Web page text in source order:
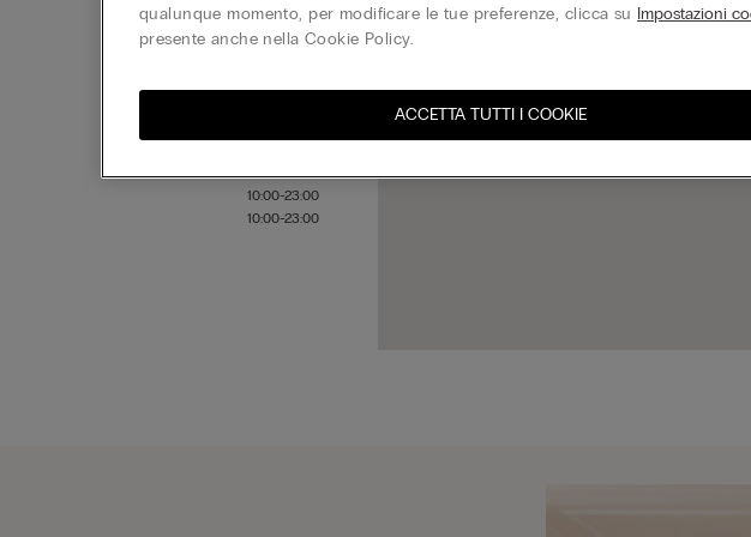
10:00-23:00
10:00-23:00
10:00-23:00
qualunque momento, per modificare le tue preferenze, clicca su Impostazioni
presente anche nella Cookie Policy.
ACCETTA TUTTI I COOKIE